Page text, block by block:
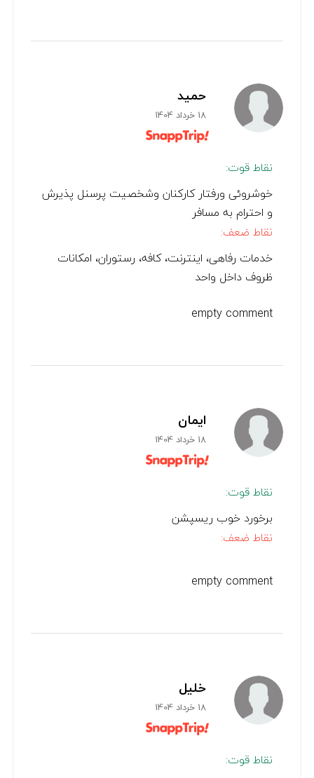
حمید
18 خرداد 1404
نقاط قوت:
خوشروئی ورفتار کارکنان وشخصیت پرسنل پذیرش
و احترام به مسافر
نقاط ضعف:
خدمات رفاهی، اینترنت، کافه، رستوران، امکانات
ظروف داخل واحد
empty comment
ایمان
18 خرداد 1404
نقاط قوت:
برخورد خوب ریسپشن
نقاط ضعف:
empty comment
خلیل
18 خرداد 1404
نقاط قوت: